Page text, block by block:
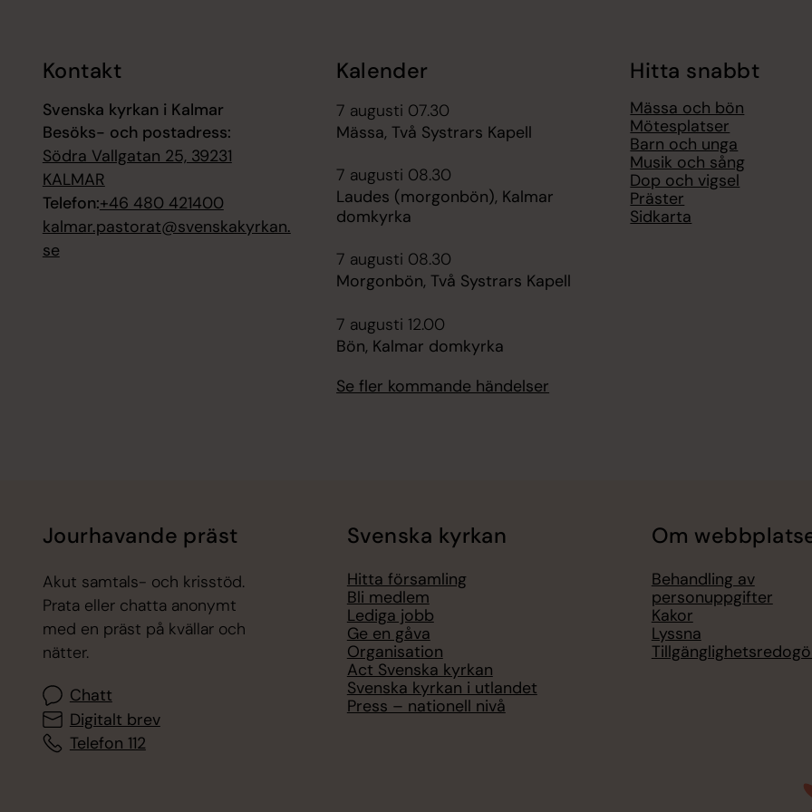
Kontakt
Svenska kyrkan i Kalmar
Besöks- och postadress:
Södra Vallgatan 25, 39231
KALMAR
Telefon:+46 480 421400
kalmar.pastorat@svenskakyrkan.
se
Kalender
7 augusti 07.30
Mässa, Två Systrars Kapell
7 augusti 08.30
Laudes (morgonbön), Kalmar
domkyrka
7 augusti 08.30
Morgonbön, Två Systrars Kapell
7 augusti 12.00
Bön, Kalmar domkyrka
Se fler kommande händelser
Hitta snabbt
Mässa och bön
Mötesplatser
Barn och unga
Musik och sång
Dop och vigsel
Präster
Sidkarta
Jourhavande präst
Akut samtals- och krisstöd.
Prata eller chatta anonymt
med en präst på kvällar och
nätter.
Chatt
Digitalt brev
Telefon 112
Svenska kyrkan
Hitta församling
Bli medlem
Lediga jobb
Ge en gåva
Organisation
Act Svenska kyrkan
Svenska kyrkan i utlandet
Press – nationell nivå
Om
Behandling av
personuppgifter
Kakor
Lyssna